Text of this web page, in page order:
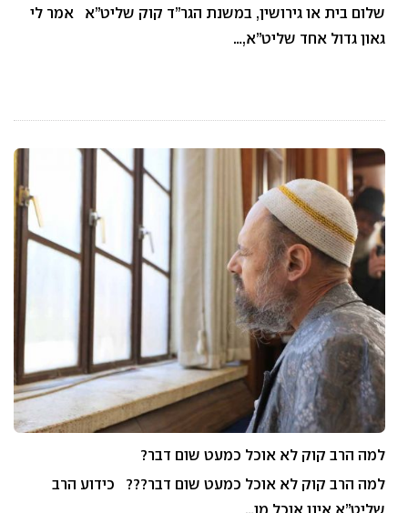
שלום בית או גירושין, במשנת הגר”ד קוק שליט”א אמר לי
גאון גדול אחד שליט”א,…
למה הרב קוק לא אוכל כמעט שום דבר?
למה הרב קוק לא אוכל כמעט שום דבר??? כידוע הרב
שליט”א אינו אוכל מן…